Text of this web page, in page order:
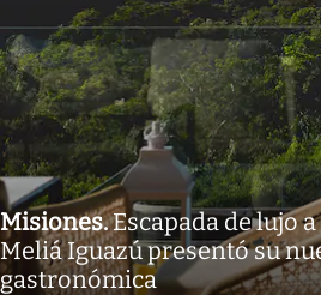
Misiones.Escapada de lujo
Meliá Iguazú presentó su
gastronómica